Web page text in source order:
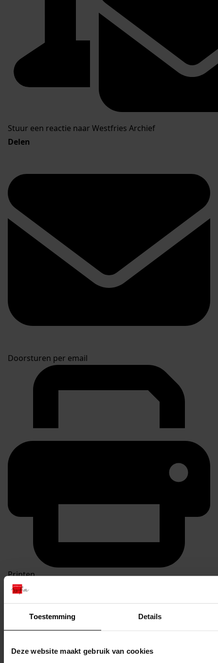
Toestemming Details
Deze website maakt gebruik van cookies
Stuur een reactie naar Westfries Archief
Delen
Doorsturen per email
Printen
duurzaam webadres